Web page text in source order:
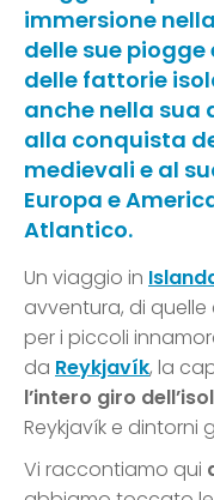
immersione
delle sue
delle fattorie
anche nella
alla conquista
medievali e al
Europa e
Atlantico.
Un viaggio in
avventura, di
per i piccoli
da Reykjavík, la
l’intero giro
Reykjavík e dintorni
Vi raccontiamo qui